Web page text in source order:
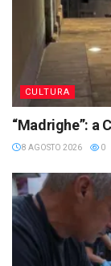
CULTURA
“Madrighe”: a
8 AGOSTO 2026 0